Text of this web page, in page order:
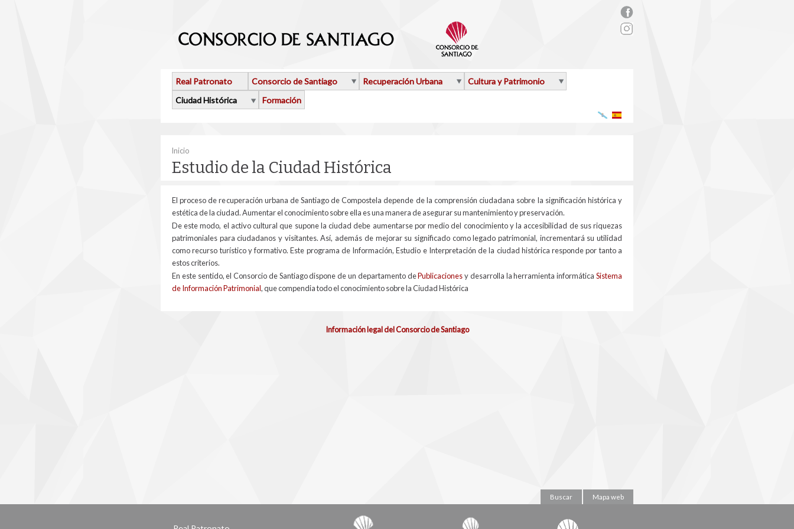
rs_facebook.png
Real Patronato Consorcio de Santiago Recuperación Urbana
Cultura y Patrimonio
Ciudad Histórica
Formación
Se encuentra usted aquí
Inicio
Estudio de la Ciudad Histórica
El proceso de recuperación urbana de Santiago de Compostela depende de la comprensión ciudadana sobre la significación histórica y
estética de la ciudad. Aumentar el conocimiento sobre ella es una manera de asegurar su mantenimiento y preservación.
De este modo, el activo cultural que supone la ciudad debe aumentarse por medio del conocimiento y la accesibilidad de sus riquezas
patrimoniales para ciudadanos y visitantes. Así, además de mejorar su significado como legado patrimonial, incrementará su utilidad
como recurso turístico y formativo. Este programa de Información, Estudio e Interpretación de la ciudad histórica responde por tanto a
estos criterios.
En este sentido, el Consorcio de Santiago dispone de un departamento dePublicacionesy desarrolla la herramienta informáticaSistema
de Información Patrimonial, que compendia todo el conocimiento sobre la Ciudad Histórica
Información legal del Consorcio de Santiago
Buscar Mapa web